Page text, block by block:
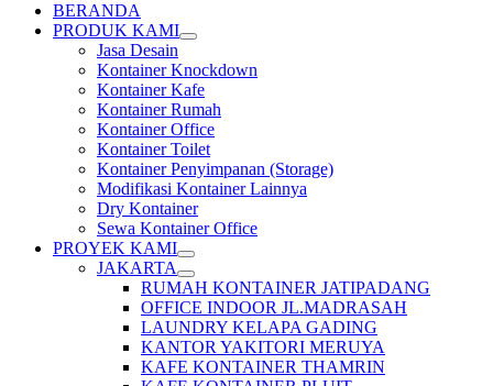
BERANDA
PRODUK KAMI
Jasa Desain
Kontainer Knockdown
Kontainer Kafe
Kontainer Rumah
Kontainer Office
Kontainer Toilet
Kontainer Penyimpanan (Storage)
Modifikasi Kontainer Lainnya
Dry Kontainer
Sewa Kontainer Office
PROYEK KAMI
JAKARTA
RUMAH KONTAINER JATIPADANG
OFFICE INDOOR JL.MADRASAH
LAUNDRY KELAPA GADING
KANTOR YAKITORI MERUYA
KAFE KONTAINER THAMRIN